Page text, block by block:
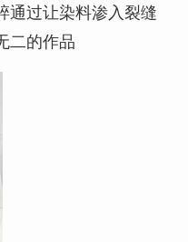
通过让染料渗入裂缝
二的作品